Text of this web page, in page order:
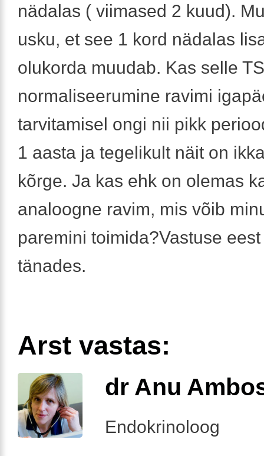
nädalas ( viimased 2 kuud).
usku, et see 1 kord nädalas
olukorda muudab. Kas selle
normaliseerumine ravimi
tarvitamisel ongi nii pikk
1 aasta ja tegelikult näit on
kõrge. Ja kas ehk on olemas
analoogne ravim, mis võib
paremini toimida?Vastuse
tänades.
Arst vastas:
dr Anu
Endokrinoloog